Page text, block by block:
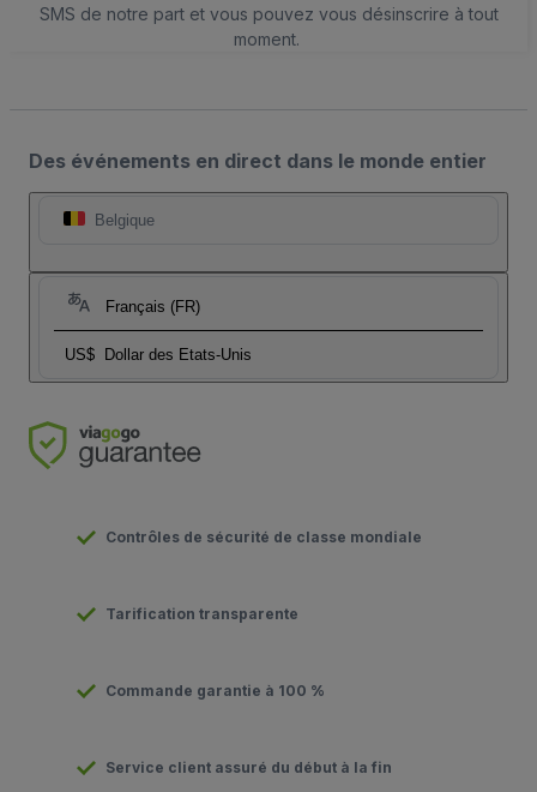
SMS de notre part et vous pouvez vous désinscrire à tout
moment.
Des événements en direct dans le monde entier
Belgique
Français (FR)
US$ Dollar des Etats-Unis
Contrôles de sécurité de classe mondiale
Tarification transparente
Commande garantie à 100 %
Service client assuré du début à la fin